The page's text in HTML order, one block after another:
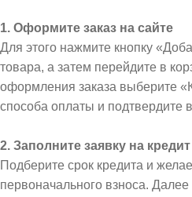
1. Оформите заказ на сайте
Для этого нажмите кнопку
товара, а затем перейдите в
оформления заказа выберите
способа оплаты и подтвердите
2. Заполните заявку на кредит
Подберите срок кредита и
первоначального взноса.